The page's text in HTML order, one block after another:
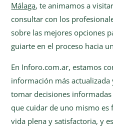
Málaga, te animamos a
consultar con los
sobre las mejores opciones
guiarte en el proceso hacia
En Inforo.com.ar, estamos
información más
tomar decisiones
que cuidar de uno mismo
vida plena y satisfactoria, y